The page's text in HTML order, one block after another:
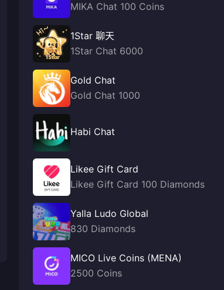
MIKA Chat 100 Coins
1Star 聊天
1Star Chat 6000
Gold Chat
Gold Chat 1000
Habi Chat
Likee Gift Card
Likee Gift Card 100 Diamonds
Yalla Ludo Global
830 Diamonds
MICO Live Coins (MENA)
2500 Coins